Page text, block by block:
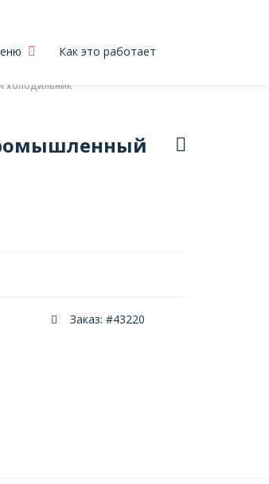
Как это работает
холодильник
Заказ: #43220